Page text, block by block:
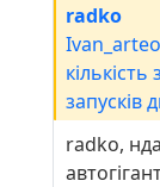
radko
запусків
стартера.
доводити
radko,